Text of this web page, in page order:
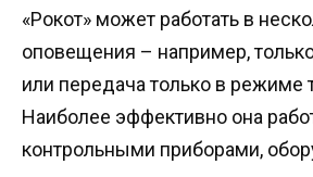
«Рокот» может работать в
оповещения – например,
или передача только в режиме
Наиболее эффективно она
контрольными приборами,